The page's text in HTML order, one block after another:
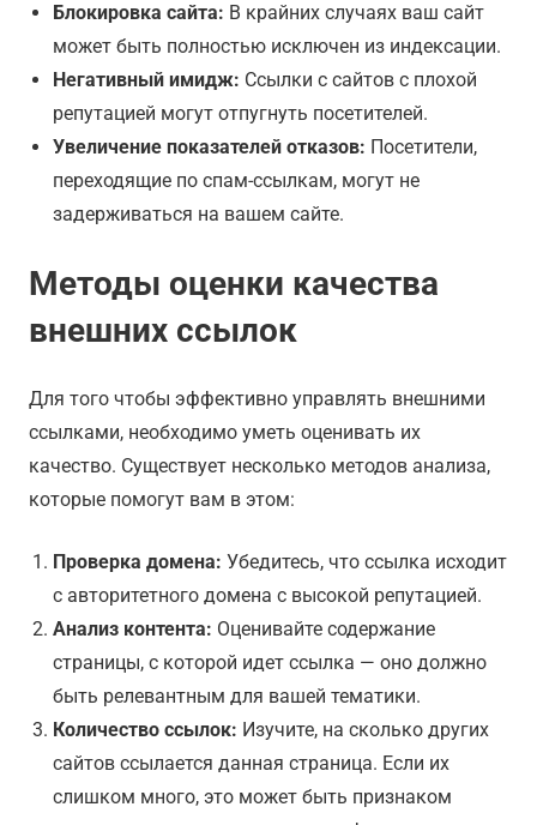
Блокировка сайта: В крайних случаях ваш сайт
может быть полностью исключен из индексации.
Негативный имидж: Ссылки с сайтов с плохой
репутацией могут отпугнуть посетителей.
Увеличение показателей отказов: Посетители,
переходящие по спам-ссылкам, могут не
задерживаться на вашем сайте.
Методы оценки качества
внешних ссылок
Для того чтобы эффективно управлять внешними
ссылками, необходимо уметь оценивать их
качество. Существует несколько методов анализа,
которые помогут вам в этом:
Проверка домена: Убедитесь, что ссылка исходит
с авторитетного домена с высокой репутацией.
Анализ контента: Оценивайте содержание
страницы, с которой идет ссылка — оно должно
быть релевантным для вашей тематики.
Количество ссылок: Изучите, на сколько других
сайтов ссылается данная страница. Если их
слишком много, это может быть признаком